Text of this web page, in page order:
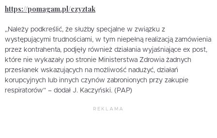
https://pomagam.pl/czyztak
„Należy podkreślić, że służby specjalne w związku z
występującymi trudnościami, w tym niepełną realizacją zamówienia
przez kontrahenta, podjęły również działania wyjaśniające ex post,
które nie wykazały po stronie Ministerstwa Zdrowia żadnych
przesłanek wskazujących na możliwość nadużyć, działań
korupcyjnych lub innych czynów zabronionych przy zakupie
respiratorów” – dodał J. Kaczyński. (PAP)
REKLAMA